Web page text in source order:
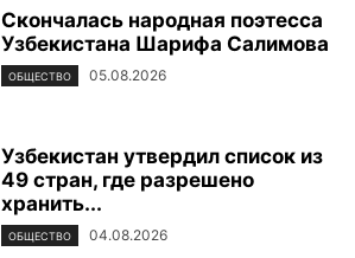
Скончалась народная поэтесса
Узбекистана Шарифа Салимова
ОБЩЕСТВО 05.08.2026
Узбекистан утвердил список из
49 стран, где разрешено
хранить...
ОБЩЕСТВО 04.08.2026